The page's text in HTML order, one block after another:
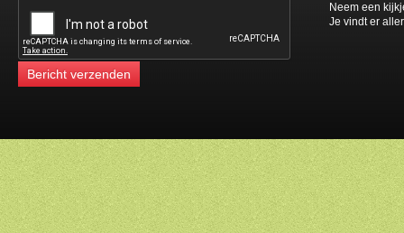
Neem een
Je vindt er